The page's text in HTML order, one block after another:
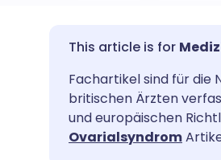
Per E-Mail
Über
Teilen über
🇬🇧
🇪🇸
🇮🇹
Fachartikel sind für die
britischen Ärzten
und europäischen
Ovarialsyndrom